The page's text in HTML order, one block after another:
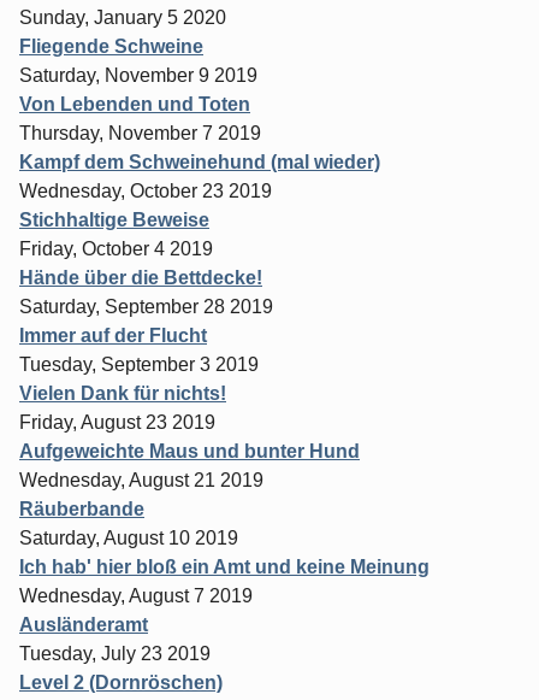
Sunday, January 5 2020
Fliegende Schweine
Saturday, November 9 2019
Von Lebenden und Toten
Thursday, November 7 2019
Kampf dem Schweinehund (mal wieder)
Wednesday, October 23 2019
Stichhaltige Beweise
Friday, October 4 2019
Hände über die Bettdecke!
Saturday, September 28 2019
Immer auf der Flucht
Tuesday, September 3 2019
Vielen Dank für nichts!
Friday, August 23 2019
Aufgeweichte Maus und bunter Hund
Wednesday, August 21 2019
Räuberbande
Saturday, August 10 2019
Ich hab' hier bloß ein Amt und keine Meinung
Wednesday, August 7 2019
Ausländeramt
Tuesday, July 23 2019
Level 2 (Dornröschen)